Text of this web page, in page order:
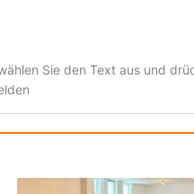
Sie den Text aus und